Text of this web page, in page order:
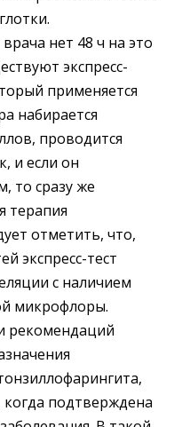
нет 48 ч на это
экспресс-
применяется
набирается
проводится
и если он
то сразу же
терапия
отметить, что,
экспресс-тест
с наличием
микро­флоры.
рекомендаций
когда подтверждена